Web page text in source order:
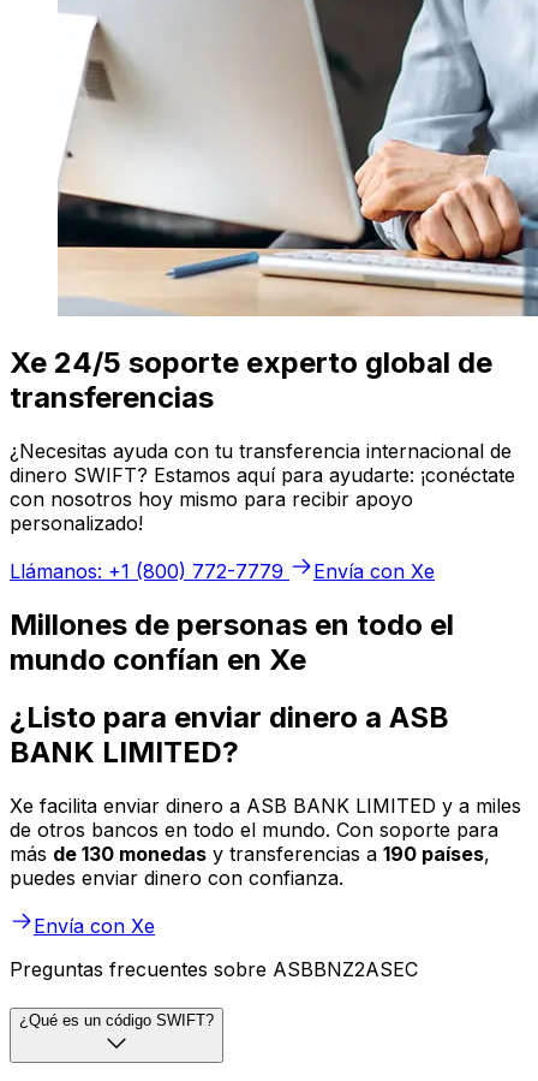
Xe 24/5 soporte experto global de
transferencias
¿Necesitas ayuda con tu transferencia internacional de
dinero SWIFT? Estamos aquí para ayudarte: ¡conéctate
con nosotros hoy mismo para recibir apoyo
personalizado!
Llámanos: +1 (800) 772-7779
Envía con Xe
Millones de personas en todo el
mundo confían en Xe
¿Listo para enviar dinero a ASB
BANK LIMITED?
Xe facilita enviar dinero a ASB BANK LIMITED y a miles
de otros bancos en todo el mundo. Con soporte para
más de 130 monedas y transferencias a 190 países,
puedes enviar dinero con confianza.
Envía con Xe
Preguntas frecuentes sobre ASBBNZ2ASEC
¿Qué es un código SWIFT?